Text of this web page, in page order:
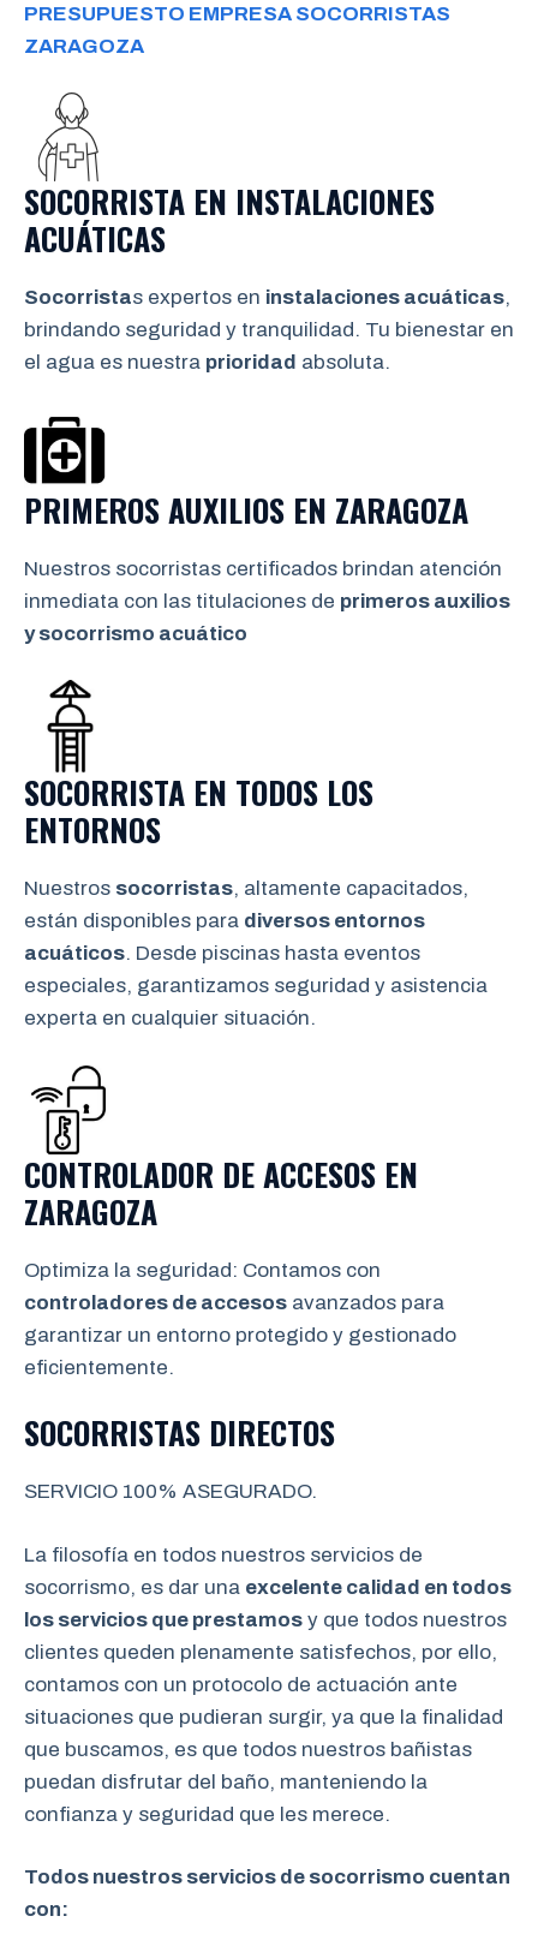
PRESUPUESTO EMPRESA SOCORRISTAS
ZARAGOZA
SOCORRISTA EN INSTALACIONES
ACUÁTICAS
Socorristas expertos en instalaciones acuáticas,
brindando seguridad y tranquilidad. Tu bienestar en
el agua es nuestra prioridad absoluta.
PRIMEROS AUXILIOS EN ZARAGOZA
Nuestros socorristas certificados brindan atención
inmediata con las titulaciones de primeros auxilios
y socorrismo acuático
SOCORRISTA EN TODOS LOS
ENTORNOS
Nuestros socorristas, altamente capacitados,
están disponibles para diversos entornos
acuáticos. Desde piscinas hasta eventos
especiales, garantizamos seguridad y asistencia
experta en cualquier situación.
CONTROLADOR DE ACCESOS EN
ZARAGOZA
Optimiza la seguridad: Contamos con
controladores de accesos avanzados para
garantizar un entorno protegido y gestionado
eficientemente.
SOCORRISTAS DIRECTOS
SERVICIO 100% ASEGURADO.
La filosofía en todos nuestros servicios de
socorrismo, es dar una excelente calidad en todos
los servicios que prestamos y que todos nuestros
clientes queden plenamente satisfechos, por ello,
contamos con un protocolo de actuación ante
situaciones que pudieran surgir, ya que la finalidad
que buscamos, es que todos nuestros bañistas
puedan disfrutar del baño, manteniendo la
confianza y seguridad que les merece.
Todos nuestros servicios de socorrismo cuentan
con: